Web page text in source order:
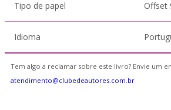
Tipo de papel Offset
Idioma
Tem algo a reclamar sobre este livro? Envie um
atendimento@clubedeautores.com.br